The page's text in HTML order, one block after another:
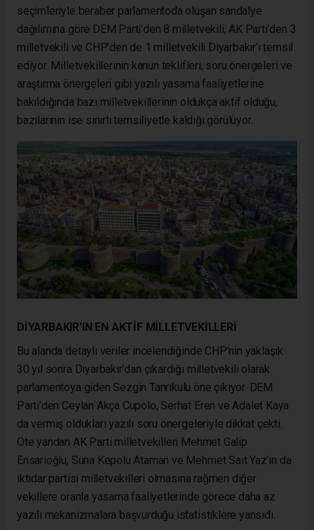
seçimleriyle beraber parlamentoda oluşan sandalye
dağılımına göre DEM Parti’den 8 milletvekili, AK Parti’den 3
milletvekili ve CHP’den de 1 milletvekili Diyarbakır’ı temsil
ediyor. Milletvekillerinin kanun teklifleri, soru önergeleri ve
araştırma önergeleri gibi yazılı yasama faaliyetlerine
bakıldığında bazı milletvekillerinin oldukça aktif olduğu,
bazılarının ise sınırlı temsiliyetle kaldığı görülüyor.
DİYARBAKIR'IN EN AKTİF MİLLETVEKİLLERİ
Bu alanda detaylı veriler incelendiğinde CHP’nin yaklaşık
30 yıl sonra Diyarbakır’dan çıkardığı milletvekili olarak
parlamentoya giden Sezgin Tanrıkulu öne çıkıyor. DEM
Parti’den Ceylan Akça Cupolo, Serhat Eren ve Adalet Kaya
da vermiş oldukları yazılı soru önergeleriyle dikkat çekti.
Öte yandan AK Parti milletvekilleri Mehmet Galip
Ensarioğlu, Suna Kepolu Ataman ve Mehmet Sait Yaz’ın da
iktidar partisi milletvekilleri olmasına rağmen diğer
vekillere oranla yasama faaliyetlerinde görece daha az
yazılı mekanizmalara başvurduğu istatistiklere yansıdı.